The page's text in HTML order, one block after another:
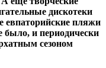
дискотеки
евпаторийские пляжи
было, и периодически
сезоном